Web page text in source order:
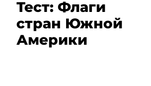
Тест: Флаги
стран Южной
Америки